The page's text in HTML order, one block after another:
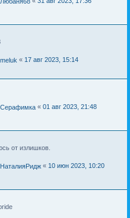
meluk « 17 авг 2023, 15:14
Серафимка « 01 авг 2023, 21:48
от излишков.
НаталияРидж « 10 июн 2023, 10:20